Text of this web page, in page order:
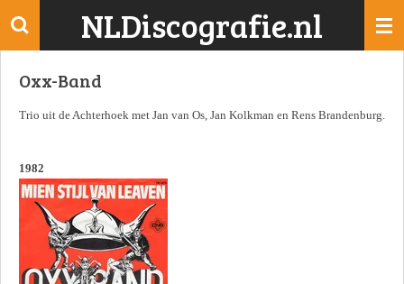
Ga
de
NLDiscografie.nl
Oxx-Band
Trio uit de Achterhoek met Jan van Os, Jan Kolkman en Rens Brandenburg.
1982